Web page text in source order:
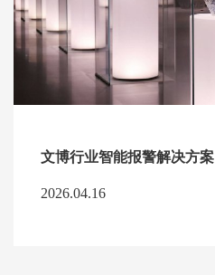
文博行业智能报警解决方案
2026.04.16